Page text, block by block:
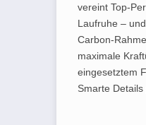
vereint Top-
Laufruhe –
Carbon-
maximale
eingesetztem
Smarte Details